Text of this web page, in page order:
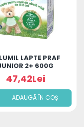
LAPTE PRAF
2+ 600G
47,42Lei
ADAUGÃ ÎN COȘ